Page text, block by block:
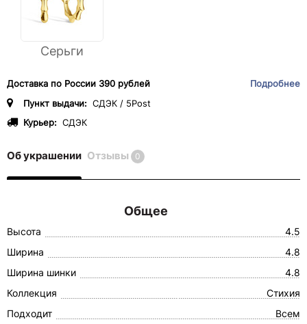
Серьги
Доставка по России 390 рублей
Подробнее
Пункт выдачи: СДЭК / 5Post
Курьер: СДЭК
Об украшении Отзывы 0
Общее
Высота
4.5
Ширина
4.8
Ширина шинки
4.8
Коллекция
Стихия
Подходит
Всем